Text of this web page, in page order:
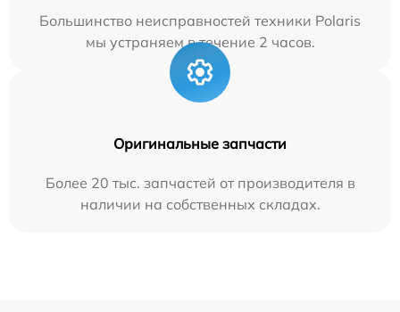
Большинство неисправностей техники Polaris
мы устраняем в течение 2 часов.
Оригинальные запчасти
Более 20 тыс. запчастей от производителя в
наличии на собственных складах.